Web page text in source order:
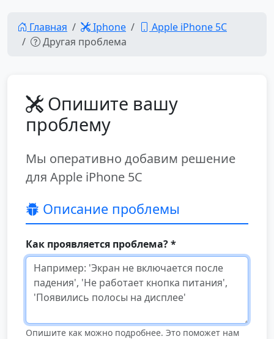
Главная Iphone
Apple iPhone 5C
Другая проблема
Опишите вашу
проблему
Мы оперативно добавим решение
для Apple iPhone 5C
Описание проблемы
Как проявляется проблема? *
Опишите как можно подробнее. Это поможет нам